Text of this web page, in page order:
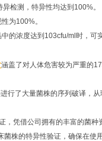
检测，特异性均达到100%。
为100%。
的浓度达到103cfu/ml时，可
涵盖了对人体危害较为严重的
行了大量菌株的序列破译，
，凭借公司拥有的丰富的菌
株的特异性验证，确保在使